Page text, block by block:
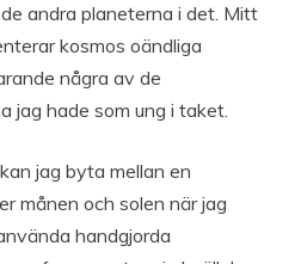
andra planeterna i det. Mitt
kosmos oändliga
några av de
jag hade som ung i taket.
jag byta mellan en
månen och solen när jag
handgjorda